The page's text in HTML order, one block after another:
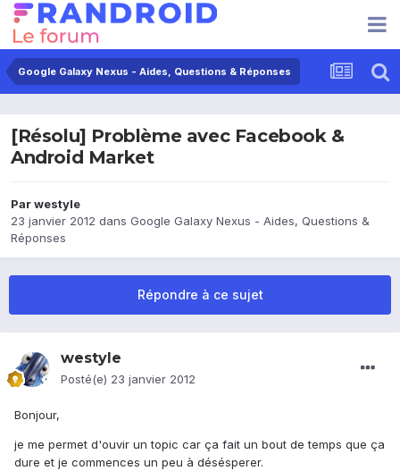
Google Galaxy Nexus - Aides, Questions & Réponses
[Résolu] Problème avec Facebook &
Android Market
Parwestyle
23 janvier 2012 dans Google Galaxy Nexus - Aides, Questions &
Réponses
Répondre à ce sujet
westyle
Posté(e) 23 janvier 2012
Bonjour,
je me permet d'ouvir un topic car ça fait un bout de temps que ça
dure et je commences un peu à désésperer.